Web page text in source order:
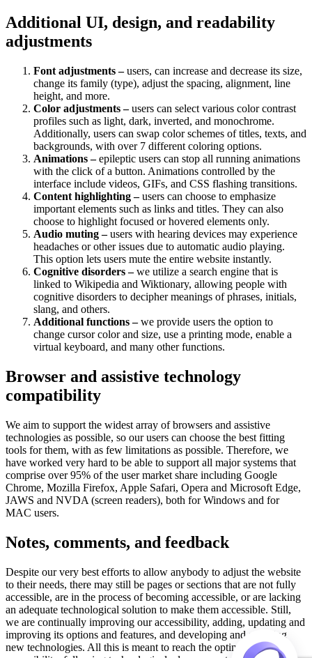
Additional UI, design, and readability
adjustments
Font adjustments –users, can increase and decrease its size,
change its family (type), adjust the spacing, alignment, line
height, and more.
Color adjustments –users can select various color contrast
profiles such as light, dark, inverted, and monochrome.
Additionally, users can swap color schemes of titles, texts, and
backgrounds, with over 7 different coloring options.
Animations –epileptic users can stop all running animations
with the click of a button. Animations controlled by the
interface include videos, GIFs, and CSS flashing transitions.
Content highlighting –users can choose to emphasize
important elements such as links and titles. They can also
choose to highlight focused or hovered elements only.
Audio muting –users with hearing devices may experience
headaches or other issues due to automatic audio playing.
This option lets users mute the entire website instantly.
Cognitive disorders –we utilize a search engine that is
linked to Wikipedia and Wiktionary, allowing people with
cognitive disorders to decipher meanings of phrases, initials,
slang, and others.
Additional functions –we provide users the option to
change cursor color and size, use a printing mode, enable a
virtual keyboard, and many other functions.
Browser and assistive technology
compatibility
We aim to support the widest array of browsers and assistive
technologies as possible, so our users can choose the best fitting
tools for them, with as few limitations as possible. Therefore, we
have worked very hard to be able to support all major systems that
comprise over 95% of the user market share including Google
Chrome, Mozilla Firefox, Apple Safari, Opera and Microsoft Edge,
JAWS and NVDA (screen readers), both for Windows and for
MAC users.
Notes, comments, and feedback
Despite our very best efforts to allow anybody to adjust the website
to their needs, there may still be pages or sections that are not fully
accessible, are in the process of becoming accessible, or are lacking
an adequate technological solution to make them accessible. Still,
we are continually improving our accessibility, adding, updating and
improving its options and features, and developing and adopting
new technologies. All this is meant to reach the optimal level of